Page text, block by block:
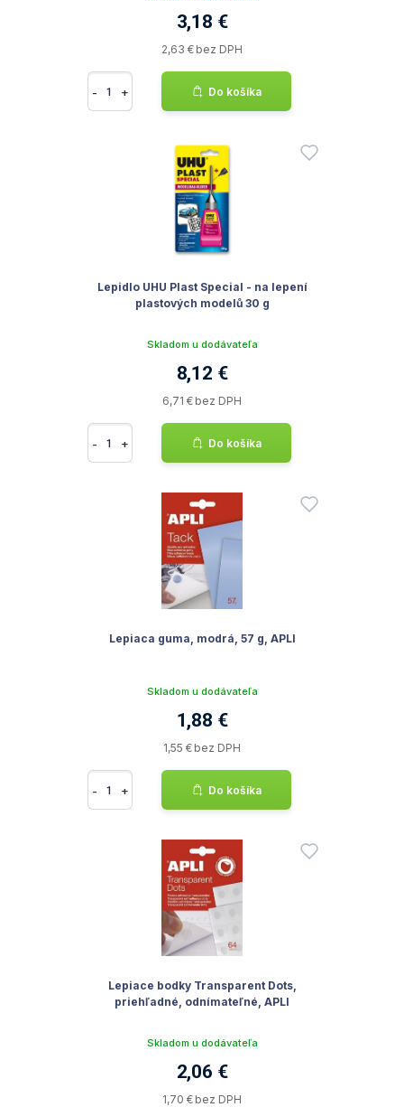
3,18 €
2,63 € bez DPH
- + Do košíka
Lepidlo UHU Plast Special - na lepení
plastových modelů 30 g
Skladom u dodávateľa
8,12 €
6,71 € bez DPH
- + Do košíka
Lepiaca guma, modrá, 57 g, APLI
Skladom u dodávateľa
1,88 €
1,55 € bez DPH
- + Do košíka
Lepiace bodky Transparent Dots,
priehľadné, odnímateľné, APLI
Skladom u dodávateľa
2,06 €
1,70 € bez DPH